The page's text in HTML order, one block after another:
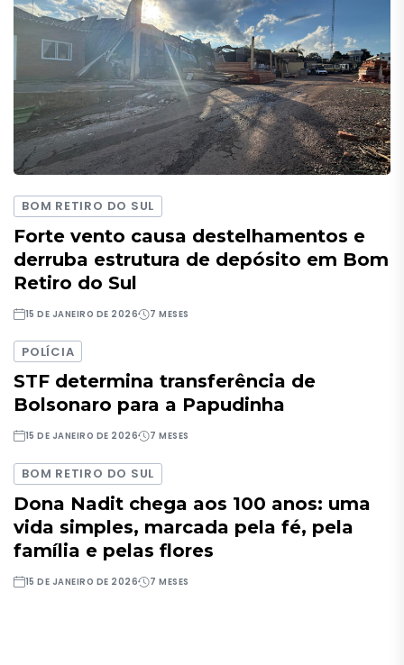
BOM RETIRO DO SUL
Forte vento causa destelhamentos e
derruba estrutura de depósito em Bom
Retiro do Sul
15 DE JANEIRO DE 2026 7 MESES
POLÍCIA
STF determina transferência de
Bolsonaro para a Papudinha
15 DE JANEIRO DE 2026 7 MESES
BOM RETIRO DO SUL
Dona Nadit chega aos 100 anos: uma
vida simples, marcada pela fé, pela
família e pelas flores
15 DE JANEIRO DE 2026 7 MESES